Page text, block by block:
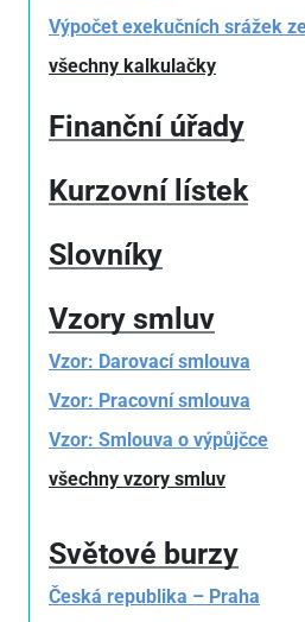
Výpočet exekučních srážek
všechny kalkulačky
Finanční úřady
Kurzovní lístek
Slovníky
Vzory smluv
Vzor: Darovací smlouva
Vzor: Pracovní smlouva
Vzor: Smlouva o výpůjčce
všechny vzory smluv
Světové burzy
Česká republika – Praha